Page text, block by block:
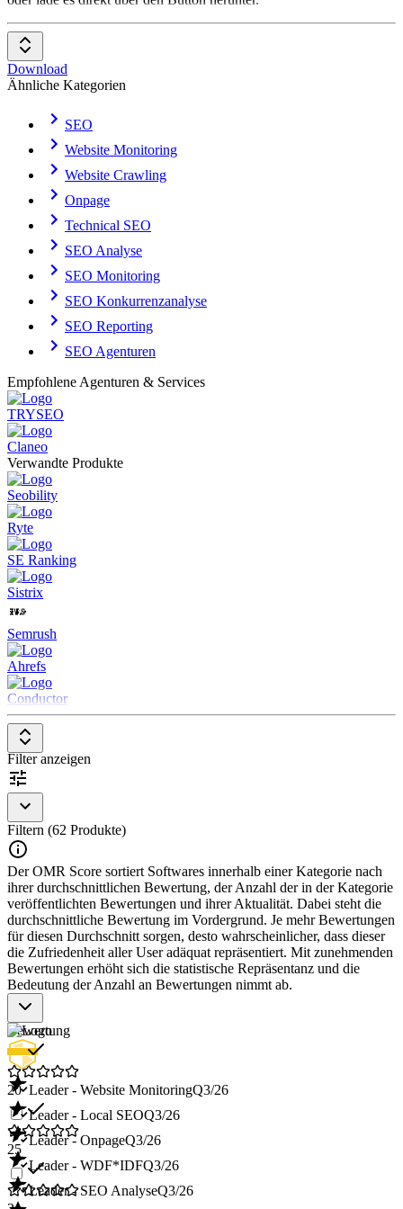
Download
Ähnliche Kategorien
SEO
Website Monitoring
Website Crawling
Onpage
Technical SEO
SEO Analyse
SEO Monitoring
SEO Konkurrenzanalyse
SEO Reporting
SEO Agenturen
Empfohlene Agenturen & Services
TRYSEO
Claneo
Verwandte Produkte
Seobility
Ryte
SE Ranking
Sistrix
Semrush
Ahrefs
Conductor
Filter anzeigen
Filtern (62 Produkte)
Der OMR Score sortiert Softwares innerhalb einer Kategorie nach
ihrer durchschnittlichen Bewertung, der Anzahl der in der Kategorie
veröffentlichten Bewertungen und ihrer Aktualität. Dabei steht die
durchschnittliche Bewertung im Vordergrund. Je mehr Bewertungen
für diesen Durchschnitt sorgen, desto wahrscheinlicher, dass dieser
die Zufriedenheit aller User adäquat repräsentiert. Mit zunehmenden
Bewertungen erhöht sich die statistische Repräsentanz und die
Bedeutung der Anzahl an Bewertungen nimmt ab.
Bewertung
20
25
Leader - Website MonitoringQ3/26
Leader - Local SEOQ3/26
Leader - OnpageQ3/26
Leader - WDF*IDFQ3/26
Leader - SEO AnalyseQ3/26